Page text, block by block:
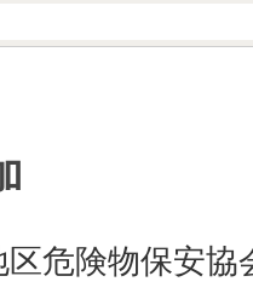
危険物保安